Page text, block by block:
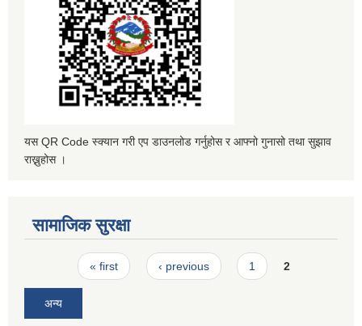
यस QR Code स्क्यान गरी एप डाउनलोड गर्नुहोस र आफ्नो गुनासो तथा सुझाव
राख्नुहोस ।
सामाजिक सुरक्षा
Pages« first ‹ previous 1 2
अन्य